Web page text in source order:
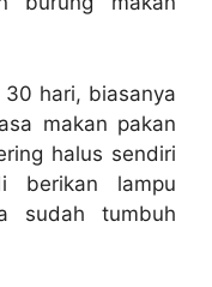
hari, biasanya
makan pakan
halus sendiri
berikan lampu
sudah tumbuh